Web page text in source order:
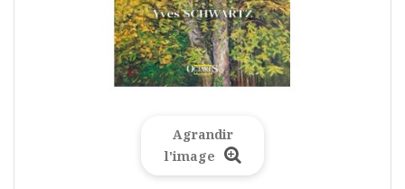
Agrandir
l'image